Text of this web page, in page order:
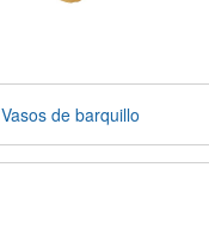
Vasos de barquillo